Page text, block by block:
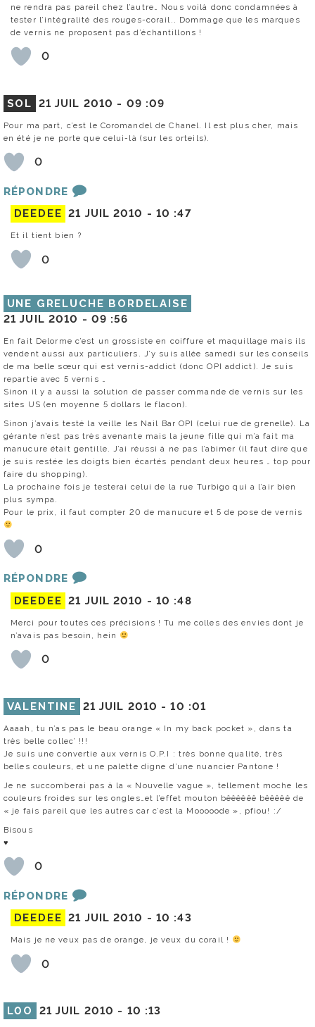
ne rendra pas pareil chez l’autre… Nous voilà donc condamnées à
tester l’intégralité des rouges-corail.. Dommage que les marques
de vernis ne proposent pas d’échantillons !
0
SOL 21 JUIL 2010 - 09 :09
Pour ma part, c’est le Coromandel de Chanel. Il est plus cher, mais
en été je ne porte que celui-là (sur les orteils).
0
RÉPONDRE
DEEDEE 21 JUIL 2010 - 10 :47
Et il tient bien ?
0
UNE GRELUCHE BORDELAISE
21 JUIL 2010 - 09 :56
En fait Delorme c’est un grossiste en coiffure et maquillage mais ils
vendent aussi aux particuliers. J’y suis allée samedi sur les conseils
de ma belle sœur qui est vernis-addict (donc OPI addict). Je suis
repartie avec 5 vernis …
Sinon il y a aussi la solution de passer commande de vernis sur les
sites US (en moyenne 5 dollars le flacon).
Sinon j’avais testé la veille les Nail Bar OPI (celui rue de grenelle). La
gérante n’est pas très avenante mais la jeune fille qui m’a fait ma
manucure était gentille. J’ai réussi à ne pas l’abimer (il faut dire que
je suis restée les doigts bien écartés pendant deux heures … top pour
faire du shopping).
La prochaine fois je testerai celui de la rue Turbigo qui a l’air bien
plus sympa.
Pour le prix, il faut compter 20 de manucure et 5 de pose de vernis
0
RÉPONDRE
DEEDEE 21 JUIL 2010 - 10 :48
Merci pour toutes ces précisions ! Tu me colles des envies dont je
n’avais pas besoin, hein
0
VALENTINE 21 JUIL 2010 -10 :01
Aaaah, tu n’as pas le beau orange « In my back pocket », dans ta
très belle collec’ !!!
Je suis une convertie aux vernis O.P.I : très bonne qualité, très
belles couleurs, et une palette digne d’une nuancier Pantone !
Je ne succomberai pas à la « Nouvelle vague », tellement moche les
couleurs froides sur les ongles…et l’effet mouton bêêêêêê bêêêêê de
« je fais pareil que les autres car c’est la Mooooode », pfiou! :/
Bisous
♥
0
RÉPONDRE
DEEDEE 21 JUIL 2010 - 10 :43
Mais je ne veux pas de orange, je veux du corail !
0
L0O 21 JUIL 2010 - 10 :13